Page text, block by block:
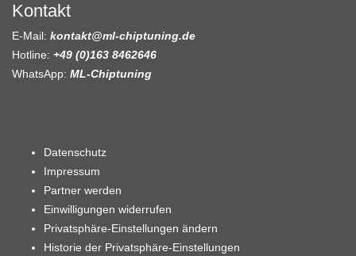
Kontakt
E-Mail: kontakt@ml-chiptuning.de
Hotline: +49 (0)163 8462646
WhatsApp: ML-Chiptuning
Datenschutz
Impressum
Partner werden
Einwilligungen widerrufen
Privatsphäre-Einstellungen ändern
Historie der Privatsphäre-Einstellungen